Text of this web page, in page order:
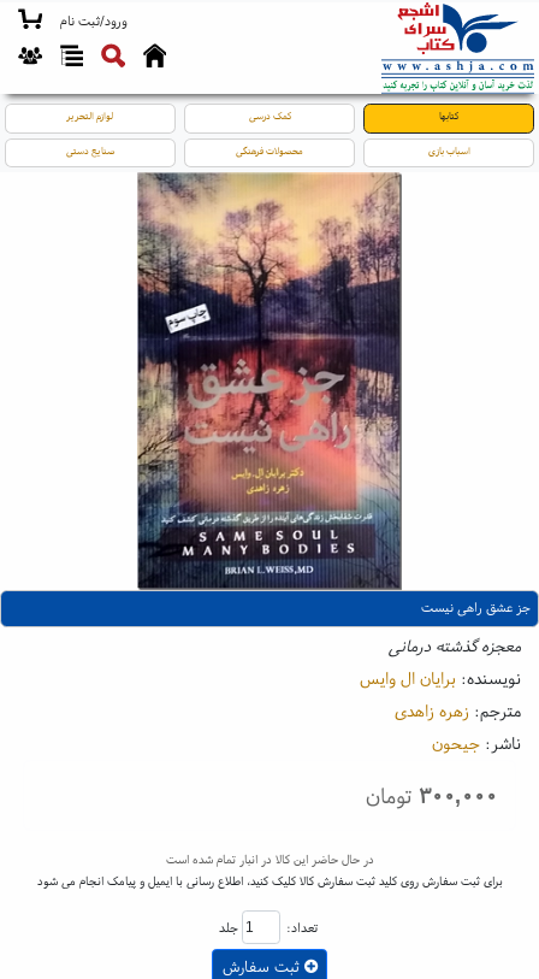
ورود/ثبت نام
کتابها کمک درسی لوازم التحریر
اسباب بازی محصولات فرهنگی صنایع دستی
جز عشق راهی نیست
معجزه گذشته درمانی
نویسنده: برایان ال وایس
مترجم: زهره زاهدی
ناشر: جیحون
۳۰۰,۰۰۰ تومان
در حال حاضر این کالا در انبار تمام شده است
برای ثبت سفارش روی کلید ثبت سفارش کالا کلیک کنید، اطلاع رسانی با ایمیل و پیامک انجام می شود
تعداد: جلد
ثبت سفارش